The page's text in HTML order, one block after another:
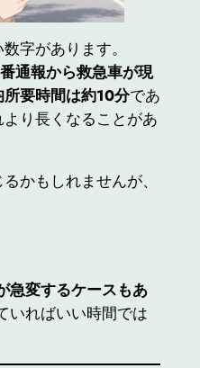
字があります。
通報から救急車が現
要時間は約10分であ
り長くなることがあ
かもしれませんが、
急変するケースもあ
いればいい時間では